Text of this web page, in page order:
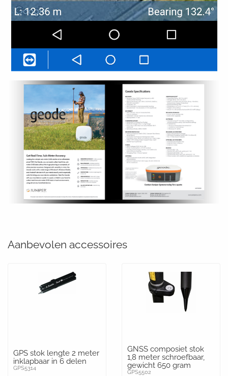
Aanbevolen accessoires
GPS stok lengte 2 meter
inklapbaar in 6 delen
GPS5314
GNSS composiet stok
1,8 meter schroefbaar,
gewicht 650 gram
GPS5502